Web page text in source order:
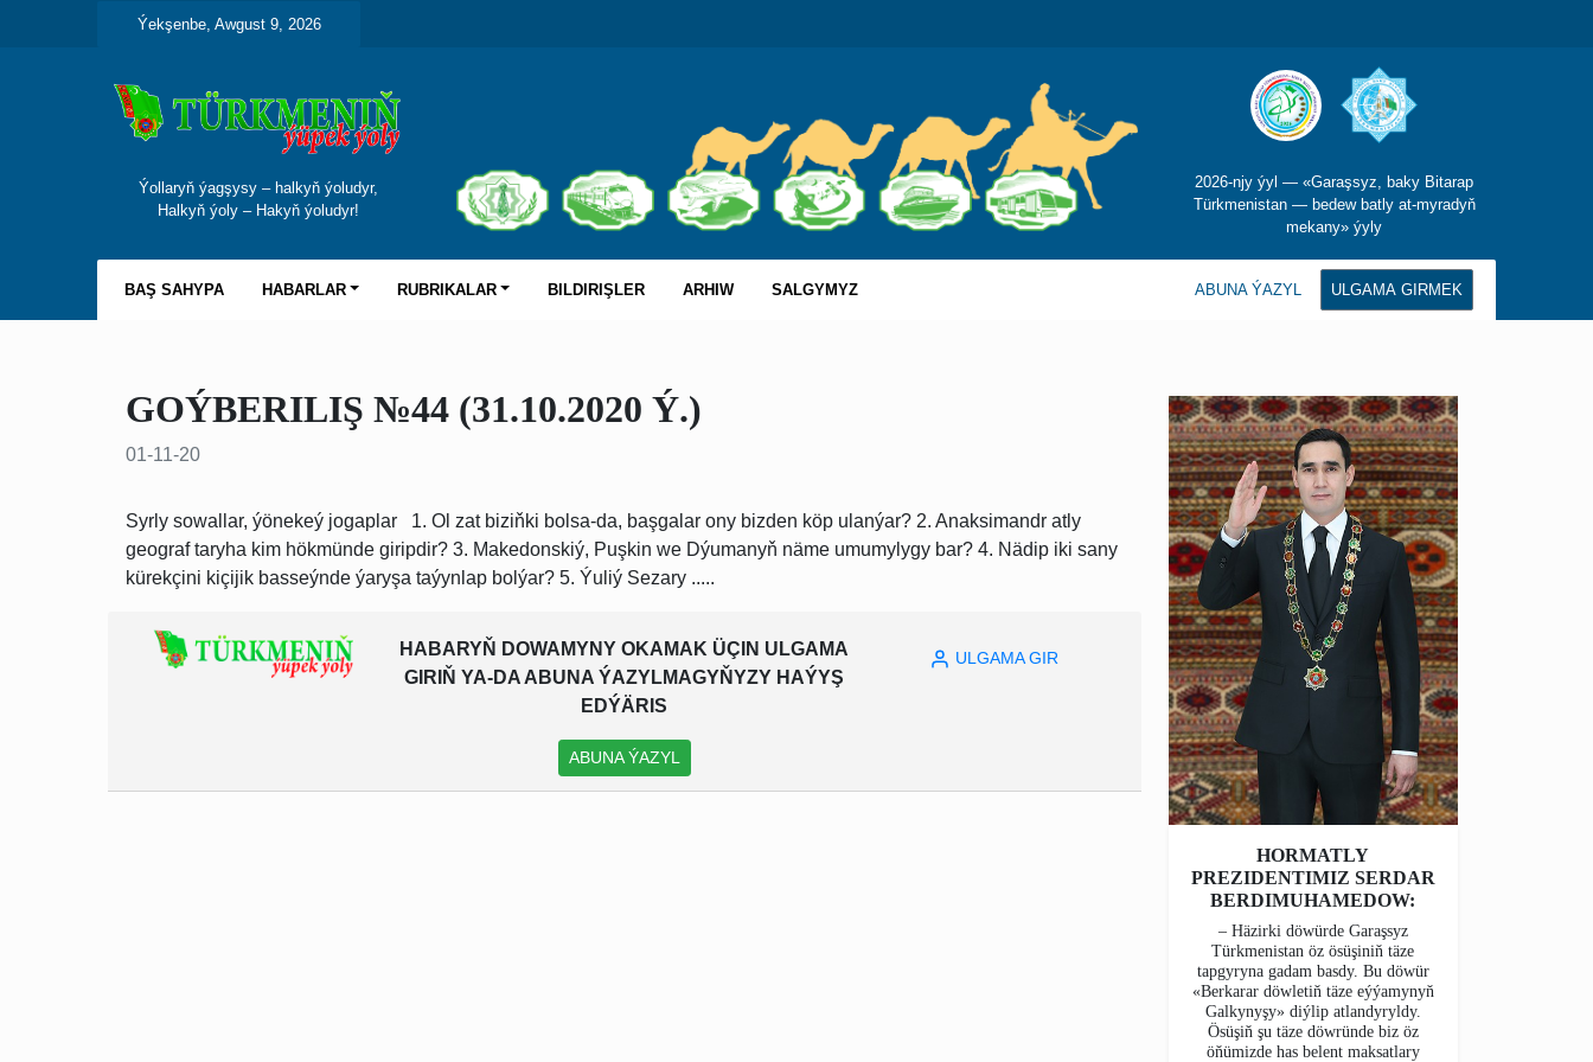
Ýekşenbe, Awgust 9, 2026
Ýollaryň ýagşysy – halkyň ýoludyr,
Halkyň ýoly – Hakyň ýoludyr!
2026-njy ýyl — «Garaşsyz, baky Bitarap
Türkmenistan — bedew batly at-myradyň
mekany» ýyly
BAŞ SAHYPA HABARLAR RUBRIKALAR BILDIRIŞLER ARHIW SALGYMYZ ABUNA ÝAZYL ULGAMA GIRMEK
GOÝBERILIŞ №44 (31.10.2020 Ý.)
01-11-20
Syrly sowallar, ýönekeý jogaplar 1. Ol zat biziňki bolsa-da, başgalar ony bizden köp ulanýar? 2. Anaksimandr atly
geograf taryha kim hökmünde giripdir? 3. Makedonskiý, Puşkin we Dýumanyň näme umumylygy bar? 4. Nädip iki sany
kürekçini kiçijik basseýnde ýaryşa taýynlap bolýar? 5. Ýuliý Sezary .....
HABARYŇ DOWAMYNY OKAMAK ÜÇIN ULGAMA
GIRIŇ YA-DA ABUNA ÝAZYLMAGYŇYZY HAÝYŞ
EDÝÄRIS
ABUNA ÝAZYL
ULGAMA GIR
HORMATLY
PREZIDENTIMIZ SERDAR
BERDIMUHAMEDOW:
– Häzirki döwürde Garaşsyz
Türkmenistan öz ösüşiniň täze
tapgyryna gadam basdy. Bu döwür
«Berkarar döwletiň täze eýýamynyň
Galkynyşy» diýlip atlandyryldy.
Ösüşiň şu täze döwründe biz öz
öňümizde has belent maksatlary